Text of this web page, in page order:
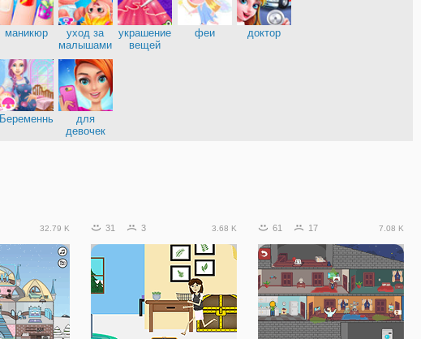
маникюр
уход за
малышами
украшение
вещей
феи доктор
Беременные
для
девочек
32.79 K 31 3 3.68 K 61 17 7.08 K